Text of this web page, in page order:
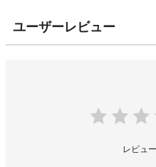
ユーザーレビュー
レビュ